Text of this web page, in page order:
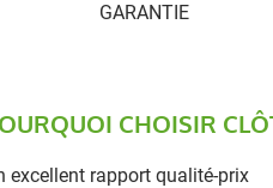
GARANTIE
CHOISIR
excellent rapport qualité-prix